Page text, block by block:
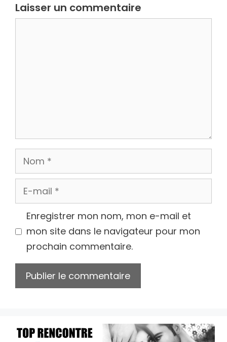
Laisser un commentaire
Nom
E-
mail
Enregistrer mon nom, mon e-mail et
mon site dans le navigateur pour mon
prochain commentaire.